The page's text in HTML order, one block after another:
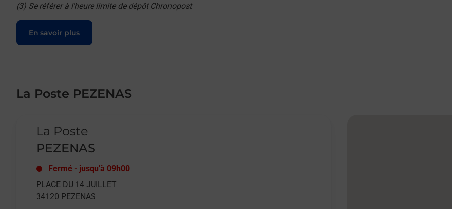
(3) Se référer à l'heure limite de dépôt Chronopost
En savoir plus
Le lien s'ouvre dans un nouvel onglet
La Poste PEZENAS
La Poste
PEZENAS
Fermé - jusqu'à 09h00
PLACE DU 14 JUILLET
34120 PEZENAS